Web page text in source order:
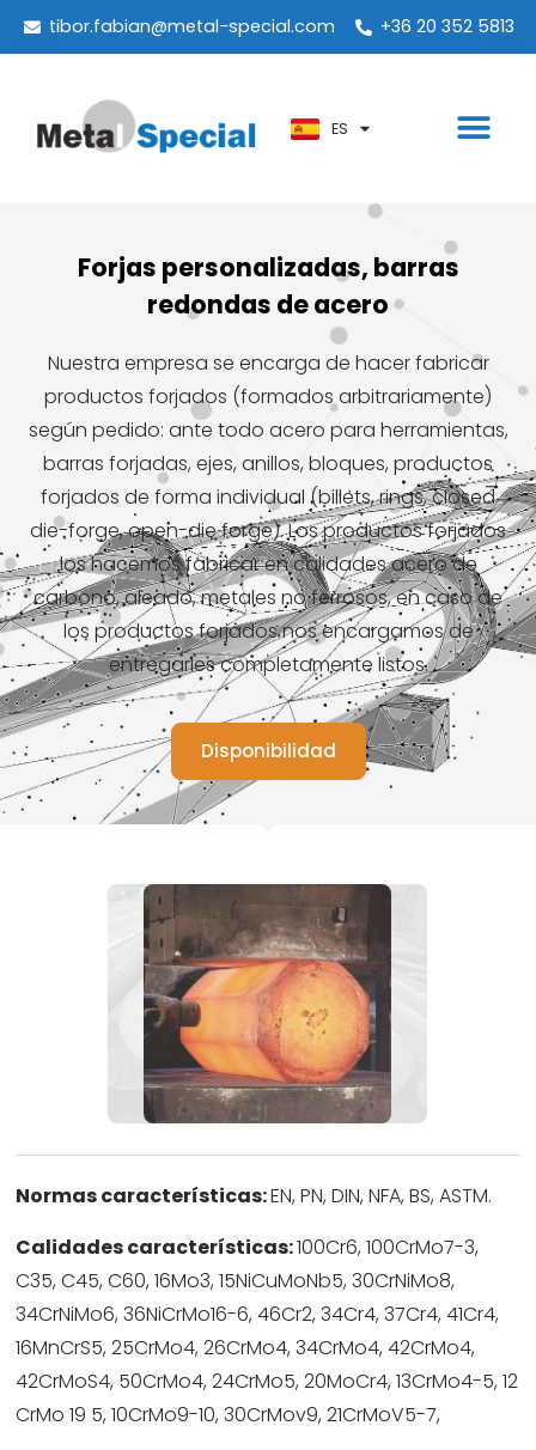
tibor.fabian@metal-special.com +36 20 352 5813
ES
PT
KO
AR
Forjas personalizadas, barras
redondas de acero
Nuestra empresa se encarga de hacer fabricar
productos forjados (formados arbitrariamente)
según pedido: ante todo acero para herramientas,
barras forjadas, ejes, anillos, bloques, productos
forjados de forma individual (billets, rings, closed
die-forge, open-die forge). Los productos forjados
los hacemos fabricar en calidades acero de
carbono, aleado, metales no ferrosos, en caso de
los productos forjados nos encargamos de
entregarles completamente listos.
Disponibilidad
Normas características:EN, PN, DIN, NFA, BS, ASTM.
Calidades características:100Cr6, 100CrMo7-3,
C35, C45, C60, 16Mo3, 15NiCuMoNb5, 30CrNiMo8,
34CrNiMo6, 36NiCrMo16-6, 46Cr2, 34Cr4, 37Cr4, 41Cr4,
16MnCrS5, 25CrMo4, 26CrMo4, 34CrMo4, 42CrMo4,
42CrMoS4, 50CrMo4, 24CrMo5, 20MoCr4, 13CrMo4-5, 12
CrMo 19 5, 10CrMo9-10, 30CrMov9, 21CrMoV5-7,